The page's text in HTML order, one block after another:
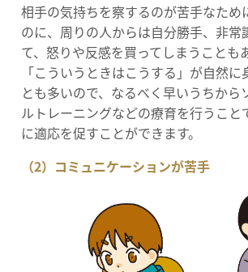
相手の気持ちを察するのが苦手なため
のに、周りの人からは自分勝手、非常
て、怒りや反感を買ってしまうことも
「こういうときはこうする」が自然に
とも多いので、なるべく早いうちから
ルトレーニングなどの療育を行うこと
に適応を促すことができます。
（2）コミュニケーションが苦手